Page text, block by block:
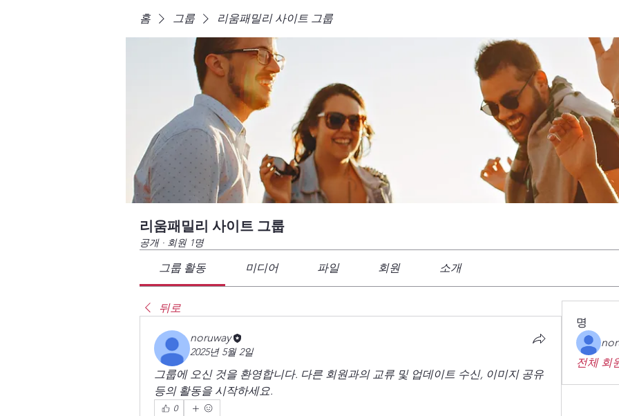
홈 그룹 리움패밀리 사이트 그룹
리움패밀리 사이트 그룹
공개 · 회원 1명
그룹 활동 미디어 파일 회원 소개
뒤로
noruway
2025년 5월 2일
그룹에 오신 것을 환영합니다. 다른 회원과의 교류 및 업데이트 수신, 이미지 공유
등의 활동을 시작하세요.
0
명
전체 회